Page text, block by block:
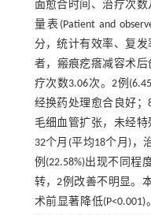
面愈合时间、治疗次
量表(Patient and
分，统计有效率、复
者，瘢痕疙瘩减容术后
疗次数3.06次。2例
经换药处理愈合良好；
毛细血管扩张，未经
32个月(平均18个月)，
例(22.58%)出现不同程
转，2例改善不明显。
术前显著降低